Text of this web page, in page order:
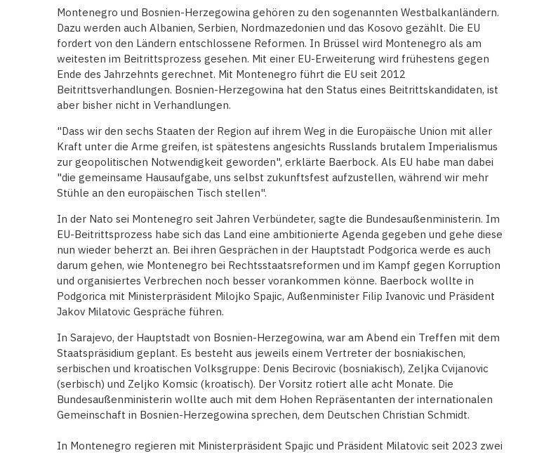
Montenegro und Bosnien-Herzegowina gehören zu den sogenannten Westbalkanländern.
Dazu werden auch Albanien, Serbien, Nordmazedonien und das Kosovo gezählt. Die EU
fordert von den Ländern entschlossene Reformen. In Brüssel wird Montenegro als am
weitesten im Beitrittsprozess gesehen. Mit einer EU-Erweiterung wird frühestens gegen
Ende des Jahrzehnts gerechnet. Mit Montenegro führt die EU seit 2012
Beitrittsverhandlungen. Bosnien-Herzegowina hat den Status eines Beitrittskandidaten, ist
aber bisher nicht in Verhandlungen.
"Dass wir den sechs Staaten der Region auf ihrem Weg in die Europäische Union mit aller
Kraft unter die Arme greifen, ist spätestens angesichts Russlands brutalem Imperialismus
zur geopolitischen Notwendigkeit geworden", erklärte Baerbock. Als EU habe man dabei
"die gemeinsame Hausaufgabe, uns selbst zukunftsfest aufzustellen, während wir mehr
Stühle an den europäischen Tisch stellen".
In der Nato sei Montenegro seit Jahren Verbündeter, sagte die Bundesaußenministerin. Im
EU-Beitrittsprozess habe sich das Land eine ambitionierte Agenda gegeben und gehe diese
nun wieder beherzt an. Bei ihren Gesprächen in der Hauptstadt Podgorica werde es auch
darum gehen, wie Montenegro bei Rechtsstaatsreformen und im Kampf gegen Korruption
und organisiertes Verbrechen noch besser vorankommen könne. Baerbock wollte in
Podgorica mit Ministerpräsident Milojko Spajic, Außenminister Filip Ivanovic und Präsident
Jakov Milatovic Gespräche führen.
In Sarajevo, der Hauptstadt von Bosnien-Herzegowina, war am Abend ein Treffen mit dem
Staatspräsidium geplant. Es besteht aus jeweils einem Vertreter der bosniakischen,
serbischen und kroatischen Volksgruppe: Denis Becirovic (bosniakisch), Zeljka Cvijanovic
(serbisch) und Zeljko Komsic (kroatisch). Der Vorsitz rotiert alle acht Monate. Die
Bundesaußenministerin wollte auch mit dem Hohen Repräsentanten der internationalen
Gemeinschaft in Bosnien-Herzegowina sprechen, dem Deutschen Christian Schmidt.
In Montenegro regieren mit Ministerpräsident Spajic und Präsident Milatovic seit 2023 zwei